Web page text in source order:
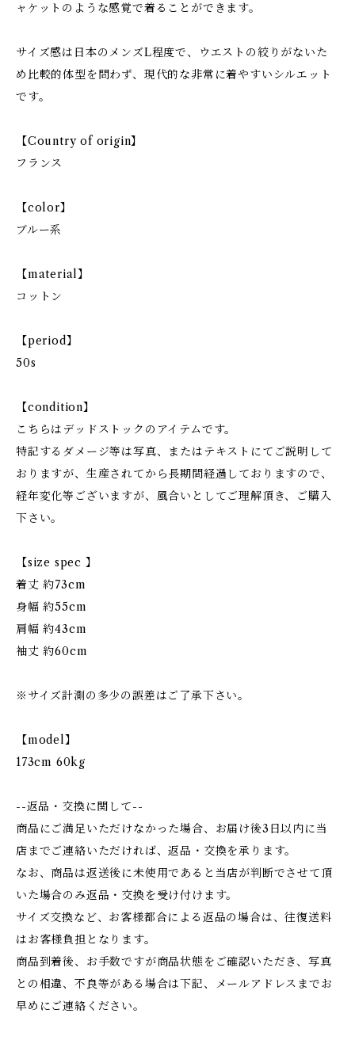
ャケットのような感覚で着ることができます。
サイズ感は日本のメンズL程度で、ウエストの絞りがないた
め比較的体型を問わず、現代的な非常に着やすいシルエット
です。
【Country of origin】
フランス
【color】
ブルー系
【material】
コットン
【period】
50s
【condition】
こちらはデッドストックのアイテムです。
特記するダメージ等は写真、またはテキストにてご説明して
おりますが、生産されてから長期間経過しておりますので、
経年変化等ございますが、風合いとしてご理解頂き、ご購入
下さい。
【size spec 】
着丈 約73cm
身幅 約55cm
肩幅 約43cm
袖丈 約60cm
※サイズ計測の多少の誤差はご了承下さい。
【model】
173cm 60kg
--返品・交換に関して--
商品にご満足いただけなかった場合、お届け後3日以内に当
店までご連絡いただければ、返品・交換を承ります。
なお、商品は返送後に未使用であると当店が判断でさせて頂
いた場合のみ返品・交換を受け付けます。
サイズ交換など、お客様都合による返品の場合は、往復送料
はお客様負担となります。
商品到着後、お手数ですが商品状態をご確認いただき、写真
との相違、不良等がある場合は下記、メールアドレスまでお
早めにご連絡ください。